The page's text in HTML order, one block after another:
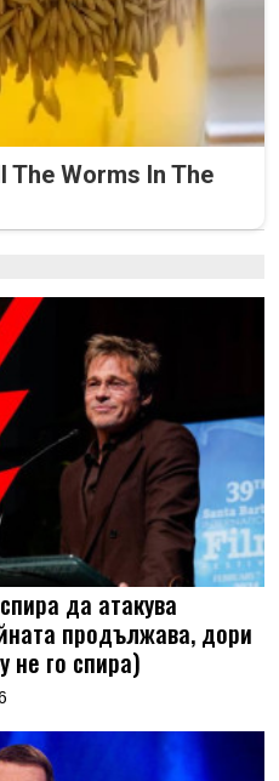
The Worms In The
да атакува
продължава, дори
не го спира)